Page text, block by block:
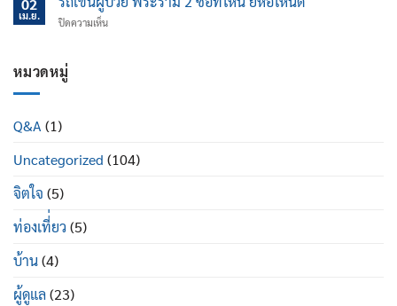
ไหน
นอน
ป้องกัน
ข้อ
บ้าง
02
เม.ย.
ปิดความเห็นบน
ยี่ห้อ
หมวดหมู่
Q&A (1)
Uncategorized (104)
จิตใจ (5)
ท่องเที่่ยว (5)
บ้าน(4)
ผู้ดูแล (23)